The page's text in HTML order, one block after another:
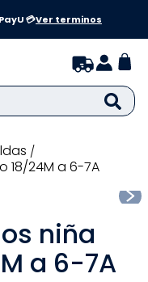
💳Ver terminos
18/24M a 6-7A
niña
a 6-7A